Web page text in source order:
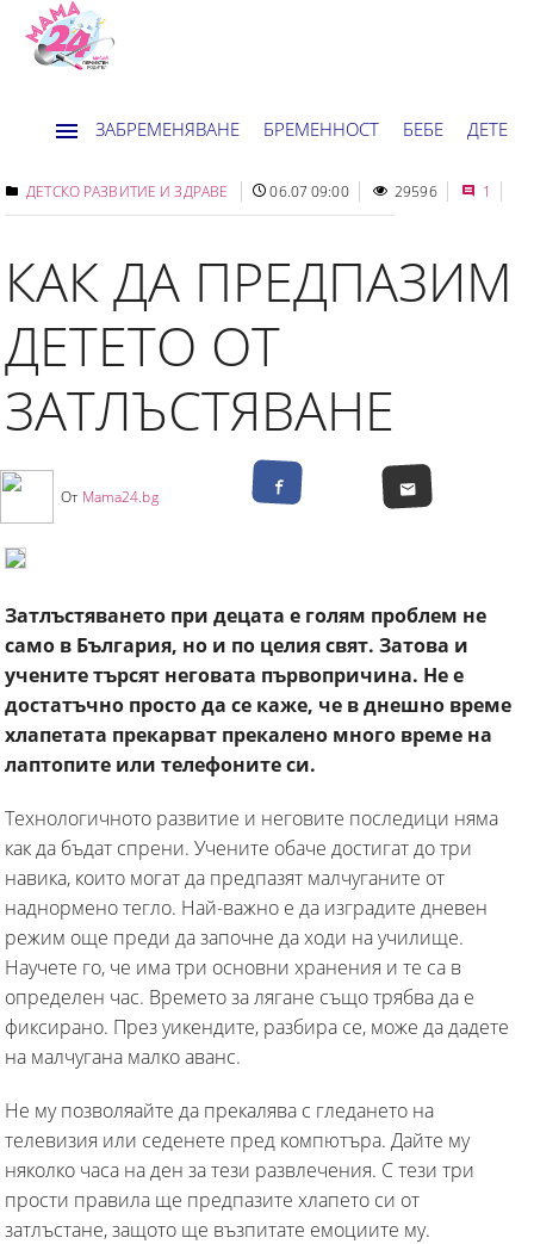
ЗАБРЕМЕНЯВАНЕ БРЕМЕННОСТ БЕБЕ ДЕТЕ
ДОМ НОВИНИ ХОРОСКОП
ДЕТСКО РАЗВИТИЕ И ЗДРАВЕ 06.07 09:00 29596 1
КАК ДА ПРЕДПАЗИМ
ДЕТЕТО ОТ
ЗАТЛЪСТЯВАНЕ
От Mama24.bg
Затлъстяването при децата е голям проблем не
само в България, но и по целия свят. Затова и
учените търсят неговата първопричина. Не е
достатъчно просто да се каже, че в днешно време
хлапетата прекарват прекалено много време на
лаптопите или телефоните си.
Технологичното развитие и неговите последици няма
как да бъдат спрени. Учените обаче достигат до три
навика, които могат да предпазят малчуганите от
наднормено тегло. Най-важно е да изградите дневен
режим още преди да започне да ходи на училище.
Научете го, че има три основни хранения и те са в
определен час. Времето за лягане също трябва да е
фиксирано. През уикендите, разбира се, може да дадете
на малчугана малко аванс.
Не му позволяайте да прекалява с гледането на
телевизия или седенете пред компютъра. Дайте му
няколко часа на ден за тези развлечения. С тези три
прости правила ще предпазите хлапето си от
затлъстане, защото ще възпитате емоциите му.